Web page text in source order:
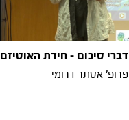
דברי סיכום - חידת האוטיזם
פרופ' אסתר דרומי